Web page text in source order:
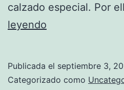
calzado especial. Por
leyendo
dama
Publicada el septiembre 3,
Categorizado como